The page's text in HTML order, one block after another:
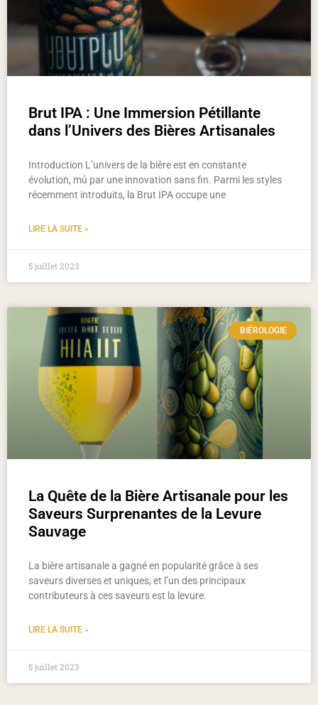
Brut IPA : Une Immersion Pétillante
dans l’Univers des Bières Artisanales
Introduction L’univers de la bière est en constante
évolution, mû par une innovation sans fin. Parmi les styles
récemment introduits, la Brut IPA occupe une
LIRE LA SUITE »
5 juillet 2023
BIÉROLOGIE
La Quête de la Bière Artisanale pour les
Saveurs Surprenantes de la Levure
Sauvage
La bière artisanale a gagné en popularité grâce à ses
saveurs diverses et uniques, et l’un des principaux
contributeurs à ces saveurs est la levure.
LIRE LA SUITE »
5 juillet 2023